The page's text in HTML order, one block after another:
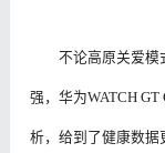
不论高原关爱模
强，华为WATCH
析，给到了健康数据